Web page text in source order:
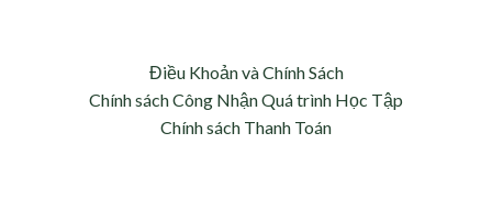
Điều Khoản và Chính Sách
Chính sách Công Nhận Quá trình Học Tập
Chính sách Thanh Toán